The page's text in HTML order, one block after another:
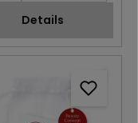
Details